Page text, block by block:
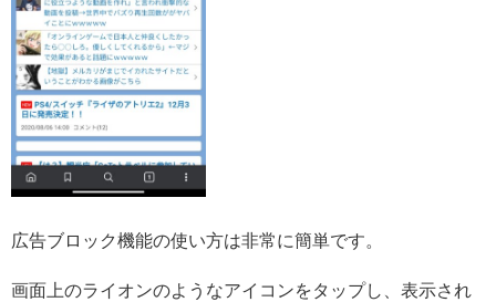
広告ブロック機能の使い方は非常に簡単です。
画面上のライオンのようなアイコンをタップし、表示され